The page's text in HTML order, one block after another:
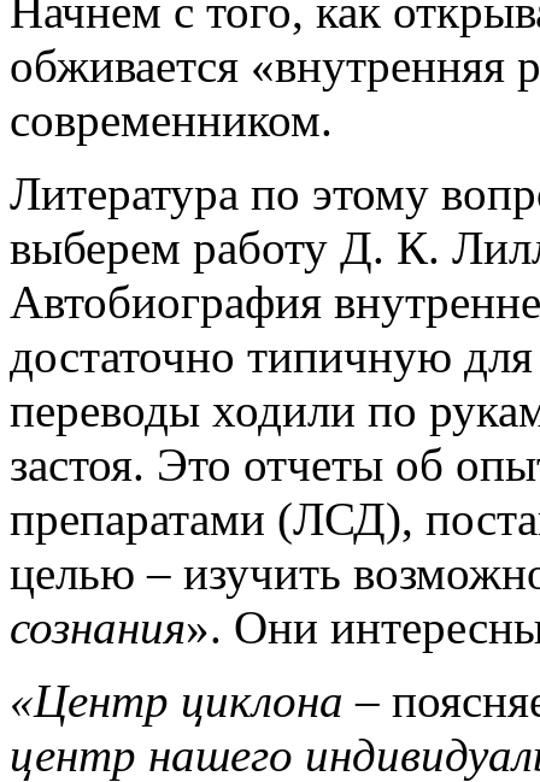
Начнем с того, как
обживается «внутренняя
современником.
Литература по этому
выберем работу Д. К.
Автобиография
достаточно типичную
переводы ходили по
застоя. Это отчеты об
препаратами (ЛСД),
целью – изучить
сознания». Они
«Центр циклона–
центр нашего